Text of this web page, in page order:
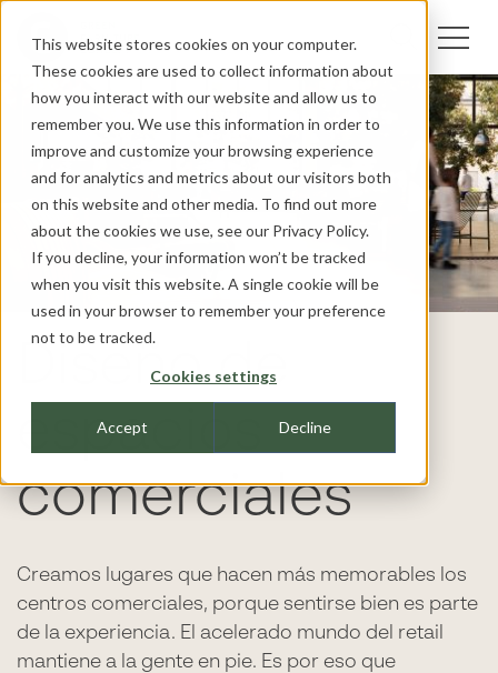
This website stores cookies on your computer.
These cookies are used to collect information about
how you interact with our website and allow us to
remember you. We use this information in order to
improve and customize your browsing experience
and for analytics and metrics about our visitors both
on this website and other media. To find out more
about the cookies we use, see our Privacy Policy.
If you decline, your information won’t be tracked
when you visit this website. A single cookie will be
used in your browser to remember your preference
not to be tracked.
Cookies settings
Accept Decline
Diseño de
espacios
comerciales
Creamos lugares que hacen más memorables los
centros comerciales, porque sentirse bien es parte
de la experiencia. El acelerado mundo del retail
mantiene a la gente en pie. Es por eso que